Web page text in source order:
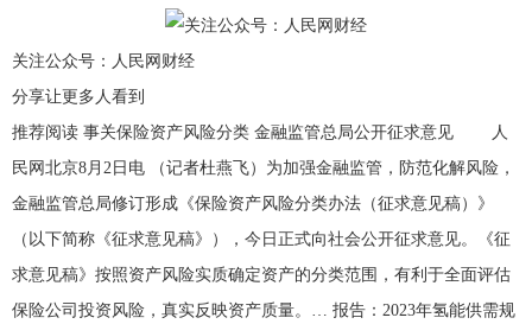
关注公众号：人民网财经
分享让更多人看到
推荐阅读 事关保险资产风险分类 金融监管总局公开征求意见 人
民网北京8月2日电 （记者杜燕飞）为加强金融监管，防范化解风险，
金融监管总局修订形成《保险资产风险分类办法（征求意见稿）》
（以下简称《征求意见稿》），今日正式向社会公开征求意见。《征
求意见稿》按照资产风险实质确定资产的分类范围，有利于全面评估
保险公司投资风险，真实反映资产质量。… 报告：2023年氢能供需规